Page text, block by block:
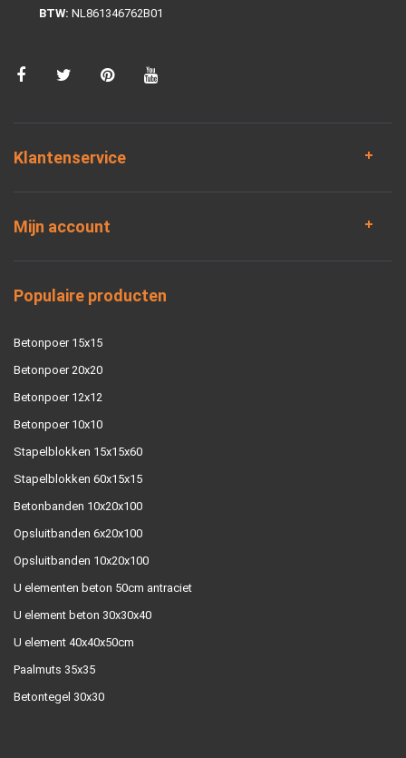
BTW: NL861346762B01
Klantenservice
Mijn account
Populaire producten
Betonpoer 15x15
Betonpoer 20x20
Betonpoer 12x12
Betonpoer 10x10
Stapelblokken 15x15x60
Stapelblokken 60x15x15
Betonbanden 10x20x100
Opsluitbanden 6x20x100
Opsluitbanden 10x20x100
U elementen beton 50cm antraciet
U element beton 30x30x40
U element 40x40x50cm
Paalmuts 35x35
Betontegel 30x30